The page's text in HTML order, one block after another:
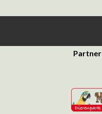
Partner